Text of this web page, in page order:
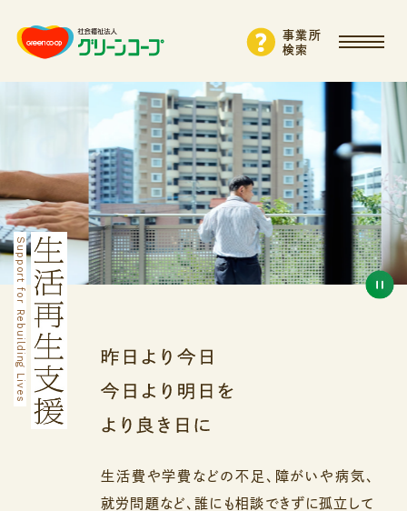
事業所
検索
Support for Rebuilding Lives
生活費や学費などの不足、障がいや病気、
就労問題など、誰にも相談できずに孤立して